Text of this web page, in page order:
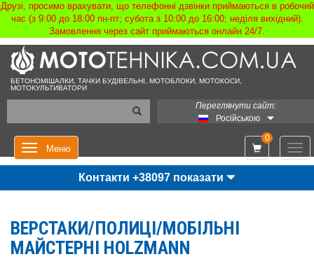
Друзі, просимо врахувати, що телефонні дзвінки приймаються в робочий
час (з 9:00 до 18:00 пн-пт; субота з 10:00 до 16:00; неділя вихідний).
Замовлення через сайт приймаються онлайн 24/7.
БЕТОНОМІШАЛКИ, ТАЧКИ БУДІВЕЛЬНІ, МОТОБЛОКИ, МОТОКОСИ,
МОТОКУЛЬТИВАТОРИ
Переглянути сайт:
Російською
Меню
0
Контакти +38097 показати
ВЕРСТАКИ/ПОЛИЦІ/МОБІЛЬНІ
МАЙСТЕРНІ HOLZMANN